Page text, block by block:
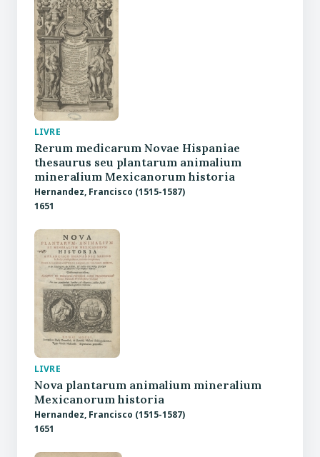
LIVRE
Rerum medicarum Novae Hispaniae
thesaurus seu plantarum animalium
mineralium Mexicanorum historia
Hernandez, Francisco (1515-1587)
1651
LIVRE
Nova plantarum animalium mineralium
Mexicanorum historia
Hernandez, Francisco (1515-1587)
1651